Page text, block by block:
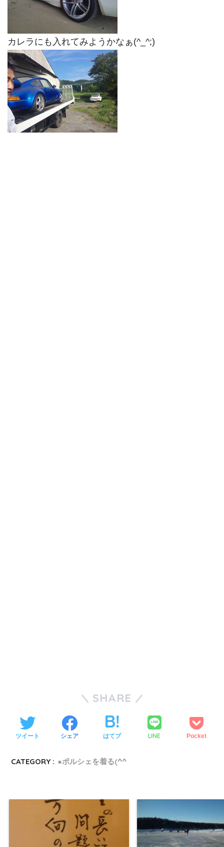
カレラにも入れてみようかなぁ(^_^;)
SHARE
ツイート シェア はてブ LINE Pocket
CATEGORY : ●ポルシェを着る(^^ゞ